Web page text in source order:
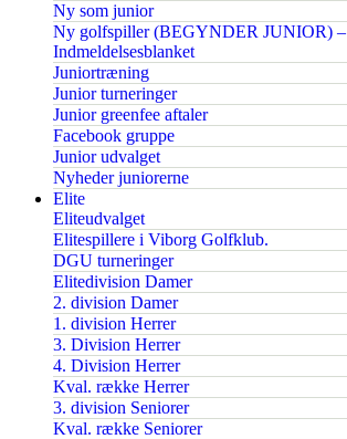
Ny som junior
Ny golfspiller (BEGYNDER JUNIOR) –
Indmeldelsesblanket
Juniortræning
Junior turneringer
Junior greenfee aftaler
Facebook gruppe
Junior udvalget
Nyheder juniorerne
Elite
Eliteudvalget
Elitespillere i Viborg Golfklub.
DGU turneringer
Elitedivision Damer
2. division Damer
1. division Herrer
3. Division Herrer
4. Division Herrer
Kval. række Herrer
3. division Seniorer
Kval. række Seniorer